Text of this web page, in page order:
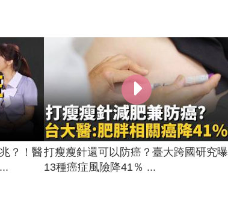
？！醫打瘦瘦針還可以防癌？臺大跨國研究曝
13種癌症風險降41％ ...